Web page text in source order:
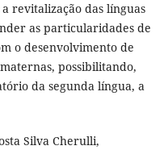
revitalização das línguas
as particularidades de
o desenvolvimento de
possibilitando,
da segunda língua, a
Silva Cherulli,